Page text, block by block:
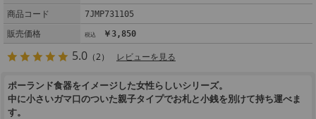
商品コード
7JMP731105
販売価格
￥3,850
5.0 （2） レビューを見る
ポーランド食器をイメージした女性らしいシリーズ。
中に小さいガマ口のついた親子タイプでお札と小銭を別けて持ち運べま
す。